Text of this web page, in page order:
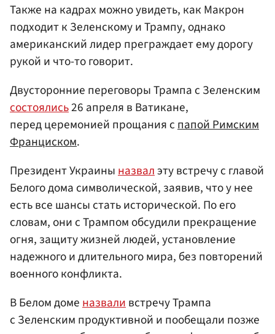
Также на кадрах можно увидеть, как Макрон
подходит к Зеленскому и Трампу, однако
американский лидер преграждает ему дорогу
рукой и что-то говорит.
Двусторонние переговоры Трампа с Зеленским
состоялись26 апреля в Ватикане,
перед церемонией прощания спапой Римским
Франциском.
Президент Украиныназвалэту встречу с главой
Белого дома символической, заявив, что у нее
есть все шансы стать исторической. По его
словам, они с Трампом обсудили прекращение
огня, защиту жизней людей, установление
надежного и длительного мира, без повторений
военного конфликта.
В Белом доменазваливстречу Трампа
с Зеленским продуктивной и пообещали позже